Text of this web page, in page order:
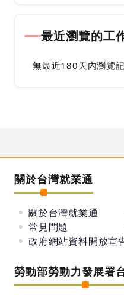
最近瀏覽的工
無最近180天內瀏覽
關於台灣就業通
關於台灣就業通
常見問題
政府網站資料開放宣
勞動部勞動力發展署